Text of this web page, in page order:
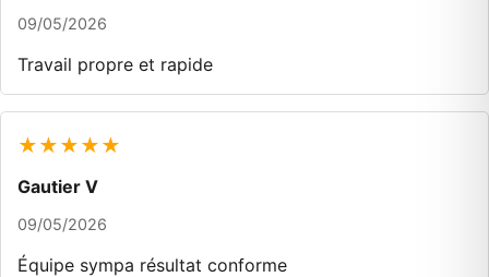
09/05/2026
Travail propre et rapide
★★★★★
Gautier V
09/05/2026
Équipe sympa résultat conforme